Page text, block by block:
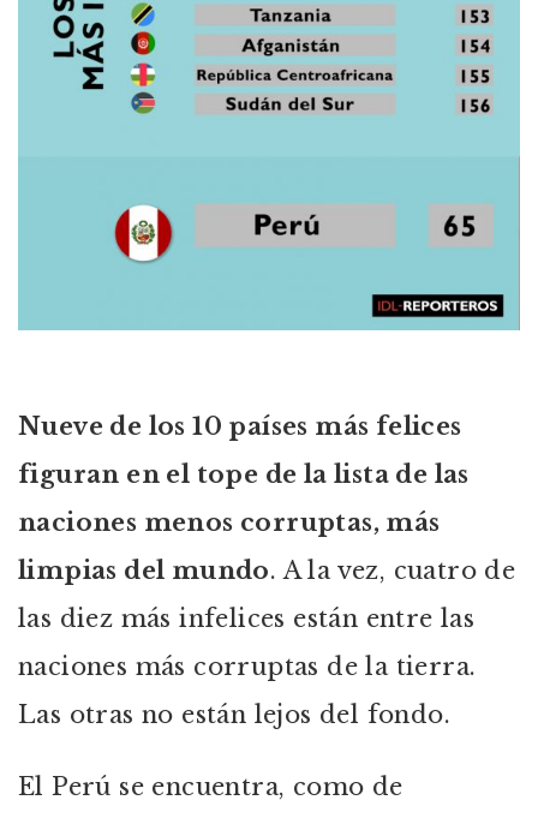
Nueve de los 10 países más felices
figuran en el tope de la lista de las
naciones menos corruptas, más
limpias del mundo. A la vez, cuatro de
las diez más infelices están entre las
naciones más corruptas de la tierra.
Las otras no están lejos del fondo.
El Perú se encuentra, como de